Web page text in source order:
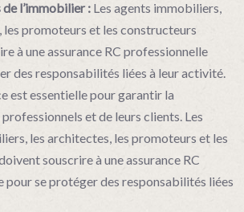
l’immobilier : Les agents immobiliers,
les promoteurs et les constructeurs
à une assurance RC professionnelle
des responsabilités liées à leur activité.
est essentielle pour garantir la
et de leurs clients. Les
les architectes, les promoteurs et les
souscrire à une assurance RC
pour se protéger des responsabilités liées